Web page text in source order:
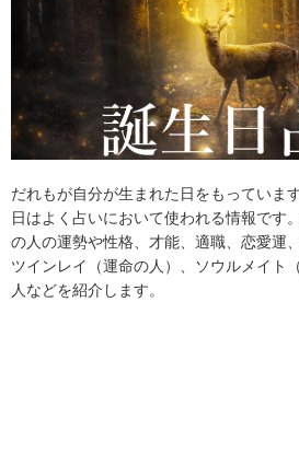
だれもが自分が生まれた日をもっていま
日はよく占いにおいて使われる情報です
の人の運勢や性格、才能、適職、恋愛運
ツインレイ（運命の人）、ソウルメイト
人などを紹介します。